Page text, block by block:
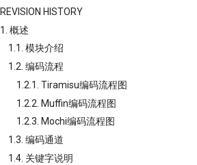
REVISION HISTORY
1. 概述
1.1. 模块介绍
1.2. 编码流程
1.2.1. Tiramisu编码流程图
1.2.2. Muffin编码流程图
1.2.3. Mochi编码流程图
1.3. 编码通道
1.4. 关键字说明